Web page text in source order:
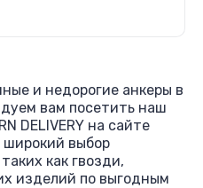
и недорогие анкеры в
вам посетить наш
DELIVERY на сайте
широкий выбор
как гвозди,
изделий по выгодным